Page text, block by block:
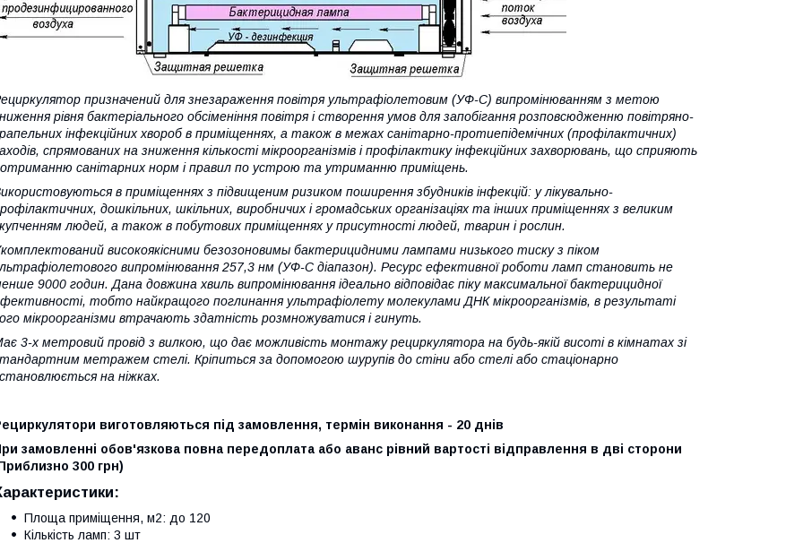
призначений для знезараження повітря ультрафіолетовим (УФ-С) випромінюванням з метою
рівня бактеріального обсіменіння повітря і створення умов для запобігання розповсюдженню повітряно-
інфекційних хвороб в приміщеннях, а також в межах санітарно-протиепідемічних (профілактичних)
спрямованих на зниження кількості мікроорганізмів і профілактику інфекційних захворювань, що сприяють
санітарних норм і правил по устрою та утриманню приміщень.
в приміщеннях з підвищеним ризиком поширення збудників інфекцій: у лікувально-
дошкільних, шкільних, виробничих і громадських організаціях та інших приміщеннях з великим
людей, а також в побутових приміщеннях у присутності людей, тварин і рослин.
високоякісними безозоновимы бактерицидними лампами низького тиску з піком
випромінювання 257,3 нм (УФ-С діапазон). Ресурс ефективної роботи ламп становить не
9000 годин. Дана довжина хвиль випромінювання ідеально відповідає піку максимальної бактерицидної
тобто найкращого поглинання ультрафіолету молекулами ДНК мікроорганізмів, в результаті
мікроорганізми втрачають здатність розмножуватися і гинуть.
3-х метровий провід з вилкою, що дає можливість монтажу рециркулятора на будь-якій висоті в кімнатах зі
метражем стелі. Кріпиться за допомогою шурупів до стіни або стелі або стаціонарно
на ніжках.
виготовляються під замовлення, термін виконання - 20 днів
замовленні обов'язкова повна передоплата або аванс рівний вартості відправлення в дві сторони
300 грн)
Площа приміщення, м2: до 120
Кількість ламп: 3 шт